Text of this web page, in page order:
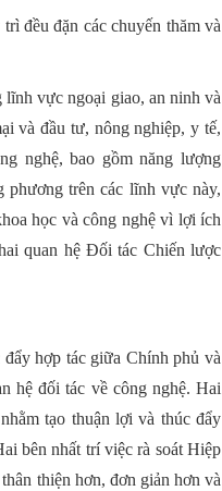
đều đặn các chuyến thăm và
lĩnh vực ngoại giao, an ninh và
và đầu tư, nông nghiệp, y tế,
nghệ, bao gồm năng lượng
trên các lĩnh vực này,
học và công nghệ vì lợi ích
quan hệ Đối tác Chiến lược
hợp tác giữa Chính phủ và
hệ đối tác về công nghệ. Hai
tạo thuận lợi và thúc đẩy
bên nhất trí việc rà soát Hiệp
thiện hơn, đơn giản hơn và